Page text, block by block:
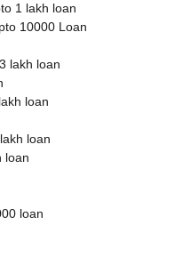
1 lakh loan
10000 Loan
lakh loan
loan
loan
loan
loan